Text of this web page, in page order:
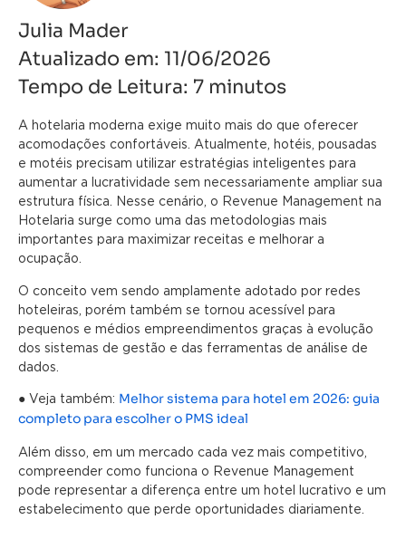
Julia Mader
Atualizado em: 11/06/2026
Tempo de Leitura: 7 minutos
A hotelaria moderna exige muito mais do que oferecer
acomodações confortáveis. Atualmente, hotéis, pousadas
e motéis precisam utilizar estratégias inteligentes para
aumentar a lucratividade sem necessariamente ampliar sua
estrutura física. Nesse cenário, o Revenue Management na
Hotelaria surge como uma das metodologias mais
importantes para maximizar receitas e melhorar a
ocupação.
O conceito vem sendo amplamente adotado por redes
hoteleiras, porém também se tornou acessível para
pequenos e médios empreendimentos graças à evolução
dos sistemas de gestão e das ferramentas de análise de
dados.
● Veja também: Melhor sistema para hotel em 2026: guia
completo para escolher o PMS ideal
Além disso, em um mercado cada vez mais competitivo,
compreender como funciona o Revenue Management
pode representar a diferença entre um hotel lucrativo e um
estabelecimento que perde oportunidades diariamente.